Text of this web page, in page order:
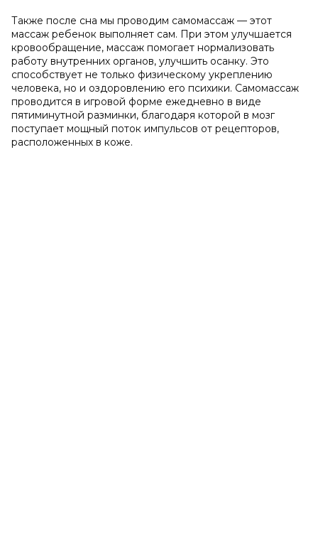
Также после сна мы проводим самомассаж — этот
массаж ребенок выполняет сам. При этом улучшается
кровообращение, массаж помогает нормализовать
работу внутренних органов, улучшить осанку. Это
способствует не только физическому укреплению
человека, но и оздоровлению его психики. Самомассаж
проводится в игровой форме ежедневно в виде
пятиминутной разминки, благодаря которой в мозг
поступает мощный поток импульсов от рецепторов,
расположенных в коже.